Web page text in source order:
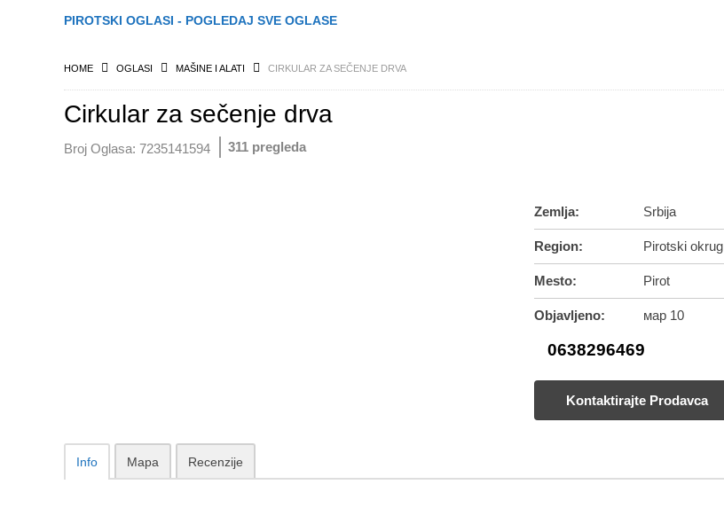
PIROTSKI OGLASI - POGLEDAJ SVE OGLASE
HOME OGLASI MAŠINE I ALATI CIRKULAR ZA SEČENJE DRVA
Cirkular za sečenje drva
Broj Oglasa: 7235141594 311 pregleda
Zemlja: Srbija
Region: Pirotski okrug
Mesto: Pirot
Objavljeno: мар 10
0638296469
Kontaktirajte Prodavca
Info Mapa Recenzije